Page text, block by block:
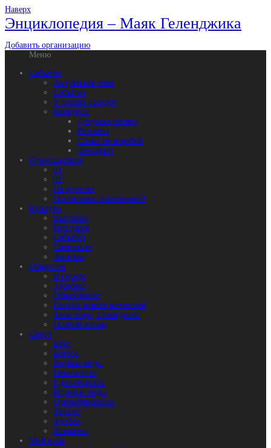
Наверх
Энциклопедия – Маяк Геленджика
Добавить организацию
Меню
События
Актуальная тема
События
У наших соседей
Конкурсы
Девушка месяца
Рецепты
Слово не воробей
Фотофакт
Происшествия
01
02
На дорогах
Осторожно: мошенники!
Культура
Выставки
Интервью
События
Спектакли
Фильмы
Общество
В городе
Здоровье
Образование
Письма наших читателей
Твои люди, Геленджик!
Особый взгляд
Спорт
Бокс
Борьба
Водные виды
Гимнастика
Единоборства
Игровые виды
Ориентирование
Теннис
Футбол
Шахматы
Мой край